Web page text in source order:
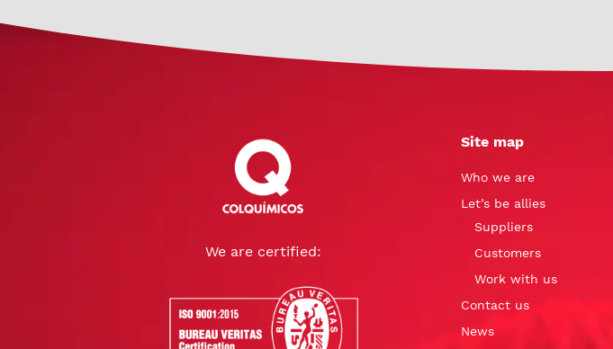
We are certified:
Site map
Who we are
Let’s be allies
Suppliers
Customers
Work with us
Contact us
News